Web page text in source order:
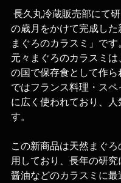
の歳月をかけて完成した
まぐろのカラスミ」です
元々まぐろのカラスミは
の国で保存食として作ら
ではフランス料理・ス
に広く使われており、人
す。
この新商品は天然まぐろ
用しており、長年の研究
醤油などのカラスミに最